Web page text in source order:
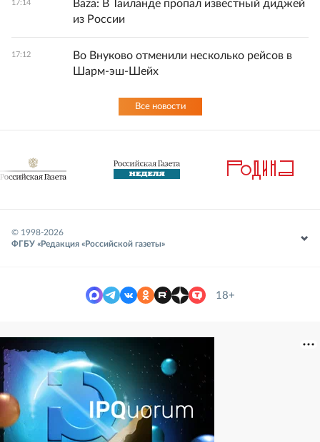
17:14
Baza: В Таиланде пропал известный диджей
из России
17:12
Во Внуково отменили несколько рейсов в
Шарм-эш-Шейх
Все новости
© 1998-2026
ФГБУ «Редакция «Российской газеты»
18+